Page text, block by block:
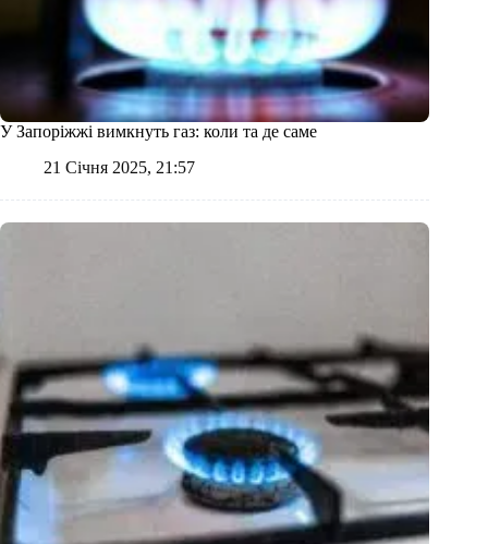
У Запоріжжі вимкнуть газ: коли та де саме
21 Січня 2025, 21:57